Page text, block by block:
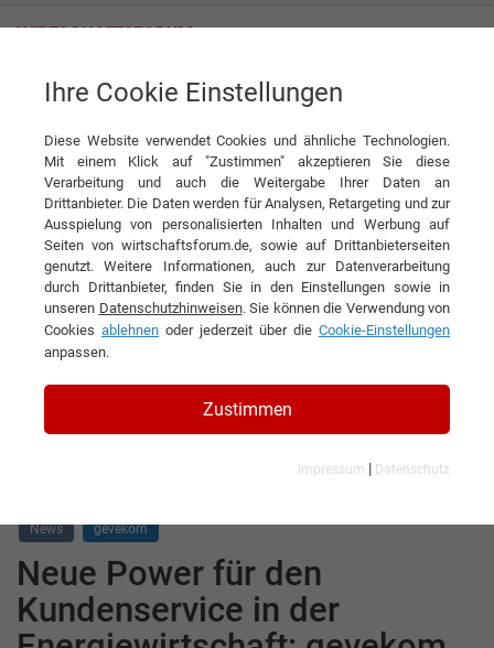
Tag
Tagwords
Liste aller Ergebnisse zu Ihrem Tag
Filtern nach Kategorie: Filtern nach Land:
Erdgas & Erdöl
4 Ergebnisse gefunden
News gevekom
Neue Power für den
Kundenservice in der
Ihre Cookie Einstellungen
Diese Website verwendet Cookies und ähnliche Technologien.
Mit einem Klick auf "Zustimmen" akzeptieren Sie diese
Verarbeitung und auch die Weitergabe Ihrer Daten an
Drittanbieter. Die Daten werden für Analysen, Retargeting und zur
Ausspielung von personalisierten Inhalten und Werbung auf
Seiten von wirtschaftsforum.de, sowie auf Drittanbieterseiten
genutzt. Weitere Informationen, auch zur Datenverarbeitung
durch Drittanbieter, finden Sie in den Einstellungen sowie in
unseren Datenschutzhinweisen. Sie können die Verwendung von
Cookies ablehnen oder jederzeit über die Cookie-Einstellungen
anpassen.
Zustimmen
Impressum | Datenschutz